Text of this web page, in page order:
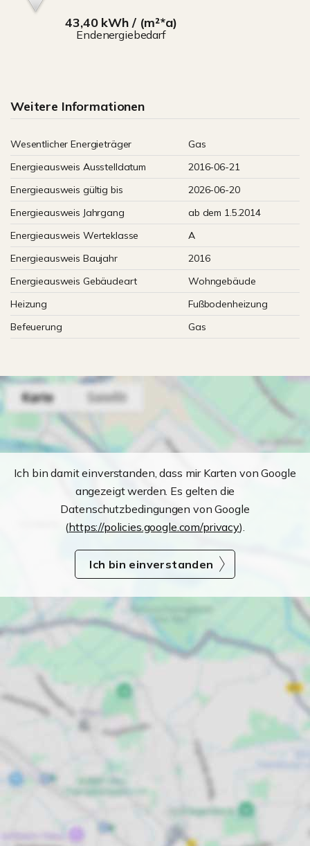
43,40 kWh / (m²*a)
Endenergiebedarf
Weitere Informationen
Wesentlicher Energieträger
Gas
Energieausweis Ausstelldatum
2016-06-21
Energieausweis gültig bis
2026-06-20
Energieausweis Jahrgang
ab dem 1.5.2014
Energieausweis Werteklasse
A
Energieausweis Baujahr
2016
Energieausweis Gebäudeart
Wohngebäude
Heizung
Fußbodenheizung
Befeuerung
Gas
Ich bin damit einverstanden, dass mir Karten von Google
angezeigt werden. Es gelten die
Datenschutzbedingungen von Google
(https://policies.google.com/privacy).
Ich bin einverstanden